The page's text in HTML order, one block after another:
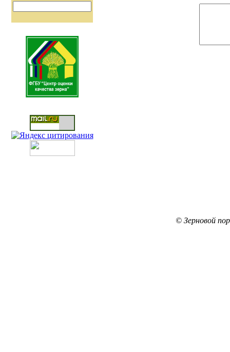
© Зерновой